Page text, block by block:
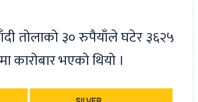
तोलाको ३० रुपैयाँले घटेर ३६२५
कारोबार भएको थियो ।